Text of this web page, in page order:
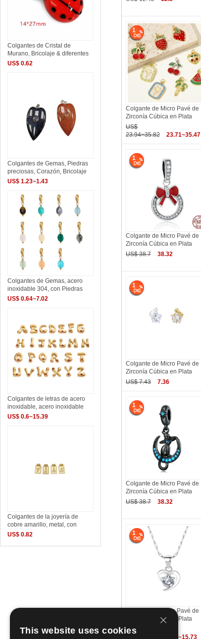
1
Colgante de Micro Pavé de
Zirconía Cúbica en Plata
US$
23.94~35.82
23.71~35.47
1
Colgante de Micro Pavé de
Zirconía Cúbica en Plata
US$ 38.7
38.32
1
Colgante de Micro Pavé de
Zirconía Cúbica en Plata
US$ 7.43
7.36
1
Colgante de Micro Pavé de
Zirconía Cúbica en Plata
US$ 38.7
38.32
1
Colgante de Micro Pavé de
Zirconía Cúbica en Plata
US$
14.46~15.73
Colgantes de Cristal de
Murano, Bricolaje & diferentes
US$ 0.62
Colgantes de Gemas, Piedras
preciosas, Corazón, Bricolaje
US$ 1.23~1.43
Colgantes de Gemas, acero
inoxidable 304, con Piedras
US$ 0.64~7.02
Colgantes de letras de acero
inoxidable, acero inoxidable
US$ 0.6~15.39
Colgantes de la joyería de
cobre amarillo, metal, con
US$ 0.82
This website uses cookies